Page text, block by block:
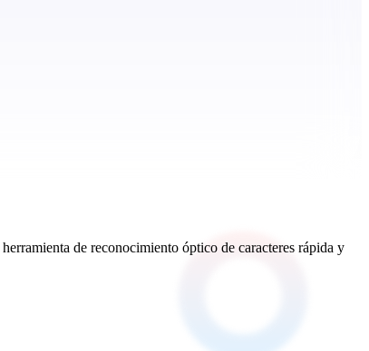
de reconocimiento óptico de caracteres rápida y